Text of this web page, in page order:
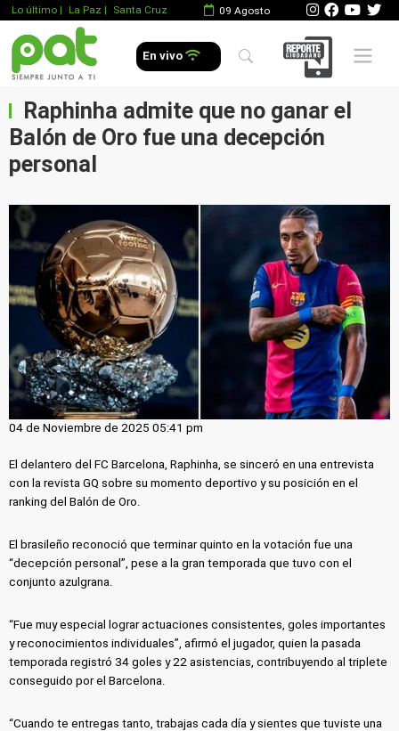
Lo último | La Paz | Santa Cruz 09 Agosto
En vivo Mobile
Raphinha admite que no ganar el
Balón de Oro fue una decepción
personal
04 de Noviembre de 2025 05:41 pm
El delantero del FC Barcelona, Raphinha, se sinceró en una entrevista
con la revista GQ sobre su momento deportivo y su posición en el
ranking del Balón de Oro.
El brasileño reconoció que terminar quinto en la votación fue una
“decepción personal”, pese a la gran temporada que tuvo con el
conjunto azulgrana.
“Fue muy especial lograr actuaciones consistentes, goles importantes
y reconocimientos individuales”, afirmó el jugador, quien la pasada
temporada registró 34 goles y 22 asistencias, contribuyendo al triplete
conseguido por el Barcelona.
“Cuando te entregas tanto, trabajas cada día y sientes que tuviste una